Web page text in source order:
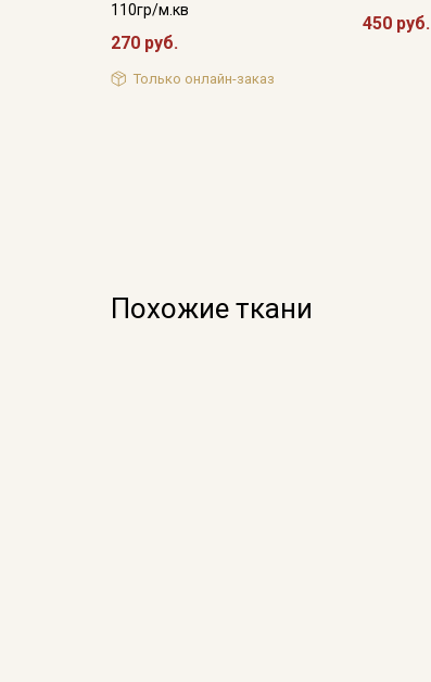
110гр/м.кв
270 руб.
Только онлайн-заказ
450 руб.
Похожие ткани